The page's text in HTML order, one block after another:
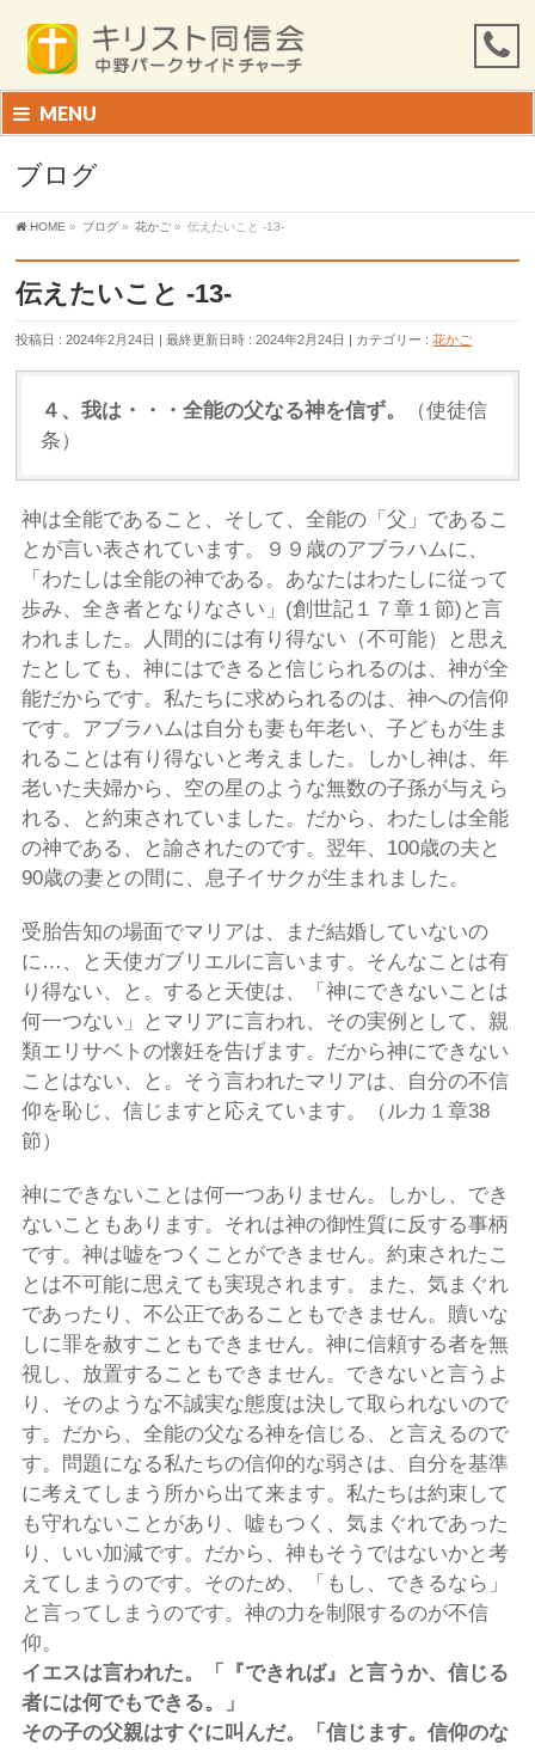
MENU
ブログ
HOME » ブログ » 花かご » 伝えたいこと -13-
伝えたいこと -13-
投稿日 : 2024年2月24日 最終更新日時 : 2024年2月24日 カテゴリー :花かご
４、我は・・・全能の父なる神を信ず。
（使徒信
条）
神は全能であること、そして、全能の「父」であるこ
とが言い表されています。９９歳のアブラハムに、
「わたしは全能の神である。あなたはわたしに従って
歩み、全き者となりなさい」(創世記１７章１節)と言
われました。人間的には有り得ない（不可能）と思え
たとしても、神にはできると信じられるのは、神が全
能だからです。私たちに求められるのは、神への信仰
です。アブラハムは自分も妻も年老い、子どもが生ま
れることは有り得ないと考えました。しかし神は、年
老いた夫婦から、空の星のような無数の子孫が与えら
れる、と約束されていました。だから、わたしは全能
の神である、と諭されたのです。翌年、100歳の夫と
90歳の妻との間に、息子イサクが生まれました。
受胎告知の場面でマリアは、まだ結婚していないの
に…、と天使ガブリエルに言います。そんなことは有
り得ない、と。すると天使は、「神にできないことは
何一つない」とマリアに言われ、その実例として、親
類エリサベトの懐妊を告げます。だから神にできない
ことはない、と。そう言われたマリアは、自分の不信
仰を恥じ、信じますと応えています。（ルカ１章38
節）
神にできないことは何一つありません。しかし、でき
ないこともあります。それは神の御性質に反する事柄
です。神は嘘をつくことができません。約束されたこ
とは不可能に思えても実現されます。また、気まぐれ
であったり、不公正であることもできません。贖いな
しに罪を赦すこともできません。神に信頼する者を無
視し、放置することもできません。できないと言うよ
り、そのような不誠実な態度は決して取られないので
す。だから、全能の父なる神を信じる、と言えるので
す。問題になる私たちの信仰的な弱さは、自分を基準
に考えてしまう所から出て来ます。私たちは約束して
も守れないことがあり、嘘もつく、気まぐれであった
り、いい加減です。だから、神もそうではないかと考
えてしまうのです。そのため、「もし、できるなら」
と言ってしまうのです。神の力を制限するのが不信
仰。
イエスは言われた。「『できれば』と言うか、信じる
者には何でもできる。」
その子の父親はすぐに叫んだ。「信じます。信仰のな